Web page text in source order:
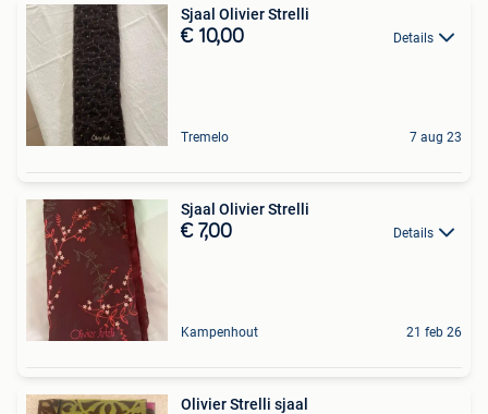
Sjaal Olivier Strelli
€ 10,00 Details
Tremelo 7 aug 23
Sjaal Olivier Strelli
€ 7,00 Details
Kampenhout 21 feb 26
Olivier Strelli sjaal